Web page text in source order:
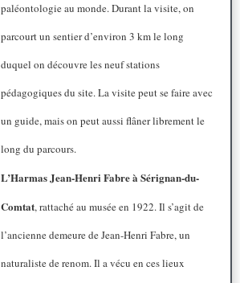
paléontologie au monde. Durant la visite, on
parcourt un sentier d’environ 3 km le long
duquel on découvre les neuf stations
pédagogiques du site. La visite peut se faire avec
un guide, mais on peut aussi flâner librement le
long du parcours.
L’Harmas Jean-Henri Fabre à Sérignan-du-
Comtat, rattaché au musée en 1922. Il s’agit de
l’ancienne demeure de Jean-Henri Fabre, un
naturaliste de renom. Il a vécu en ces lieux